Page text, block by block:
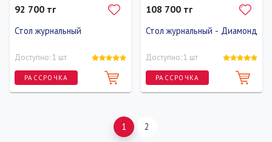
92 700 тг
Стол журнальный
Доступно: 1 шт
РАССРОЧКА
80 см
108 700 тг
Стол журнальный - Диамонд
Доступно: 1 шт
РАССРОЧКА
80 см
1 2